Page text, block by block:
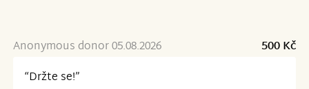
Anonymous donor 05.08.2026
500 Kč
“Držte se!”